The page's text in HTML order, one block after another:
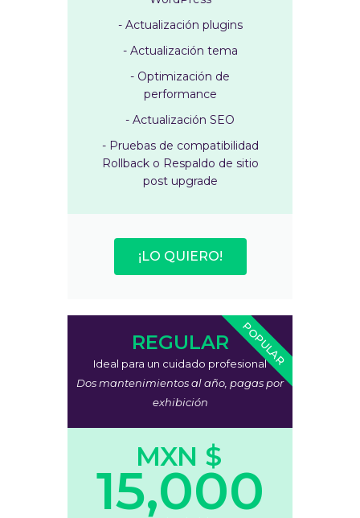
- Actualización plugins
- Actualización tema
- Optimización de
performance
- Actualización SEO
- Pruebas de compatibilidad
Rollback o Respaldo de sitio
post upgrade
¡LO QUIERO!
REGULAR
Ideal para un cuidado profesional
Dos mantenimientos al año, pagas por
exhibición
MXN $
15,000
POPULAR